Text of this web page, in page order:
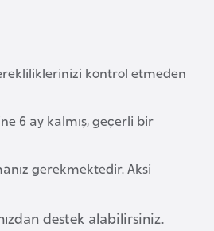
kontrol etmeden
6 ay kalmış, geçerli bir
gerekmektedir. Aksi
destek alabilirsiniz.